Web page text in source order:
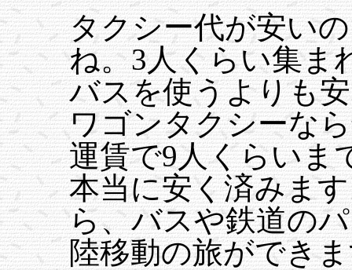
タクシー代が安い
ね。3人くらい集ま
バスを使うよりも
ワゴンタクシーな
運賃で9人くらいま
本当に安く済みま
ら、バスや鉄道の
陸移動の旅ができ